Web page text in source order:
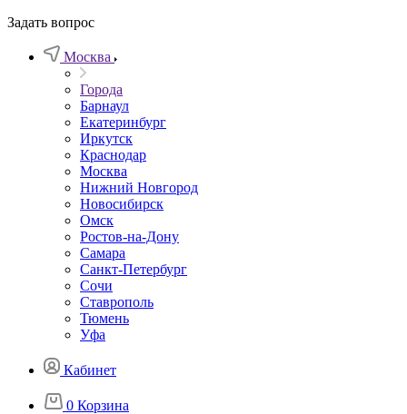
Задать вопрос
Москва
Города
Барнаул
Екатеринбург
Иркутск
Краснодар
Москва
Нижний Новгород
Новосибирск
Омск
Ростов-на-Дону
Самара
Санкт-Петербург
Сочи
Ставрополь
Тюмень
Уфа
Кабинет
0 Корзина